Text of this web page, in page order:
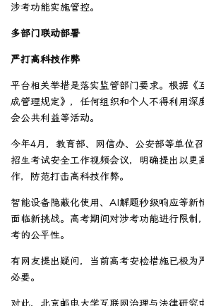
涉考功能实施管控。
多部门联动部署
严打高科技作弊
平台相关举措是落实监管部门要求。根据《
成管理规定》，任何组织和个人不得利用深
会公共利益等活动。
今年4月，教育部、网信办、公安部等单位
招生考试安全工作视频会议，明确提出以更
作，防范打击高科技作弊。
智能设备隐蔽化使用、AI解题秒级响应等新
面临新挑战。高考期间对涉考功能进行限制
考的公平性。
有网友提出疑问，当前高考安检措施已极为
必要。
对此，北京邮电大学互联网治理与法律研究